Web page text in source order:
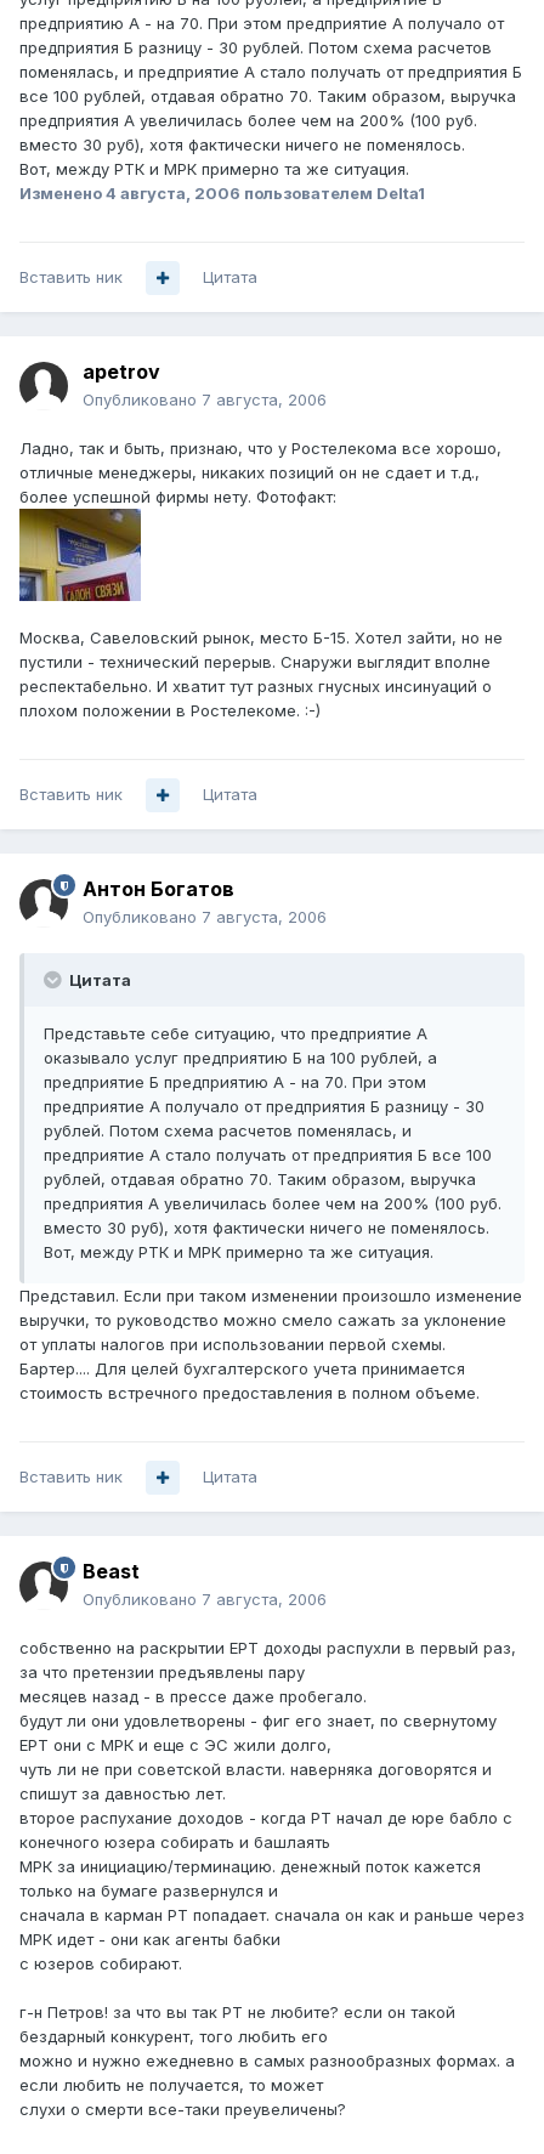
предприятию А - на 70. При этом предприятие А получало от
предприятия Б разницу - 30 рублей. Потом схема расчетов
поменялась, и предприятие А стало получать от предприятия Б
все 100 рублей, отдавая обратно 70. Таким образом, выручка
предприятия А увеличилась более чем на 200% (100 руб.
вместо 30 руб), хотя фактически ничего не поменялось.
Вот, между РТК и МРК примерно та же ситуация.
Изменено4 августа, 2006 пользователем Delta1
Вставить ник Цитата
apetrov
Опубликовано 7 августа, 2006
Ладно, так и быть, признаю, что у Ростелекома все хорошо,
отличные менеджеры, никаких позиций он не сдает и т.д.,
более успешной фирмы нету. Фотофакт:
Москва, Савеловский рынок, место Б-15. Хотел зайти, но не
пустили - технический перерыв. Снаружи выглядит вполне
респектабельно. И хватит тут разных гнусных инсинуаций о
плохом положении в Ростелекоме. :-)
Вставить ник Цитата
Антон Богатов
Опубликовано 7 августа, 2006
Цитата
Представьте себе ситуацию, что предприятие А
оказывало услуг предприятию Б на 100 рублей, а
предприятие Б предприятию А - на 70. При этом
предприятие А получало от предприятия Б разницу - 30
рублей. Потом схема расчетов поменялась, и
предприятие А стало получать от предприятия Б все 100
рублей, отдавая обратно 70. Таким образом, выручка
предприятия А увеличилась более чем на 200% (100 руб.
вместо 30 руб), хотя фактически ничего не поменялось.
Вот, между РТК и МРК примерно та же ситуация.
Представил. Если при таком изменении произошло изменение
выручки, то руководство можно смело сажать за уклонение
от уплаты налогов при использовании первой схемы.
Бартер.... Для целей бухгалтерского учета принимается
стоимость встречного предоставления в полном объеме.
Вставить ник Цитата
Beast
Опубликовано 7 августа, 2006
собственно на раскрытии ЕРТ доходы распухли в первый раз,
за что претензии предъявлены пару
месяцев назад - в прессе даже пробегало.
будут ли они удовлетворены - фиг его знает, по свернутому
ЕРТ они с МРК и еще с ЭС жили долго,
чуть ли не при советской власти. наверняка договорятся и
спишут за давностью лет.
второе распухание доходов - когда РТ начал де юре бабло с
конечного юзера собирать и башлаять
МРК за инициацию/терминацию. денежный поток кажется
только на бумаге развернулся и
сначала в карман РТ попадает. сначала он как и раньше через
МРК идет - они как агенты бабки
с юзеров собирают.
г-н Петров! за что вы так РТ не любите? если он такой
бездарный конкурент, того любить его
можно и нужно ежедневно в самых разнообразных формах. а
если любить не получается, то может
слухи о смерти все-таки преувеличены?